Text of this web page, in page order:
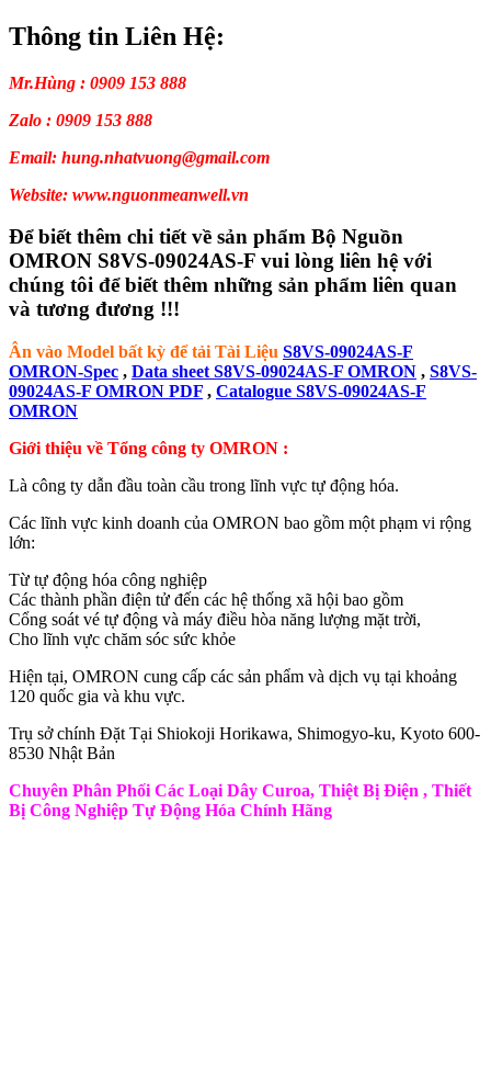
Thông tin Liên Hệ:
Mr.Hùng : 0909 153 888
Zalo : 0909 153 888
Email: hung.nhatvuong@gmail.com
Website: www.nguonmeanwell.vn
Để biết thêm chi tiết về sản phẩm Bộ Nguồn
OMRON S8VS-09024AS-F vui lòng liên hệ với
chúng tôi để biết thêm những sản phẩm liên quan
và tương đương !!!
Ân vào Model bất kỳ để tải Tài Liệu S8VS-09024AS-F
OMRON-Spec , Data sheet S8VS-09024AS-F OMRON , S8VS-
09024AS-F OMRON PDF , Catalogue S8VS-09024AS-F
OMRON
Giới thiệu về Tổng công ty OMRON :
Là công ty dẫn đầu toàn cầu trong lĩnh vực tự động hóa.
Các lĩnh vực kinh doanh của OMRON bao gồm một phạm vi rộng
lớn:
Từ tự động hóa công nghiệp
Các thành phần điện tử đến các hệ thống xã hội bao gồm
Cổng soát vé tự động và máy điều hòa năng lượng mặt trời,
Cho lĩnh vực chăm sóc sức khỏe
Hiện tại, OMRON cung cấp các sản phẩm và dịch vụ tại khoảng
120 quốc gia và khu vực.
Trụ sở chính Đặt Tại Shiokoji Horikawa, Shimogyo-ku, Kyoto 600-
8530 Nhật Bản
Chuyên Phân Phối Các Loại Dây Curoa, Thiệt Bị Điện , Thiết
Bị Công Nghiệp Tự Động Hóa Chính Hãng